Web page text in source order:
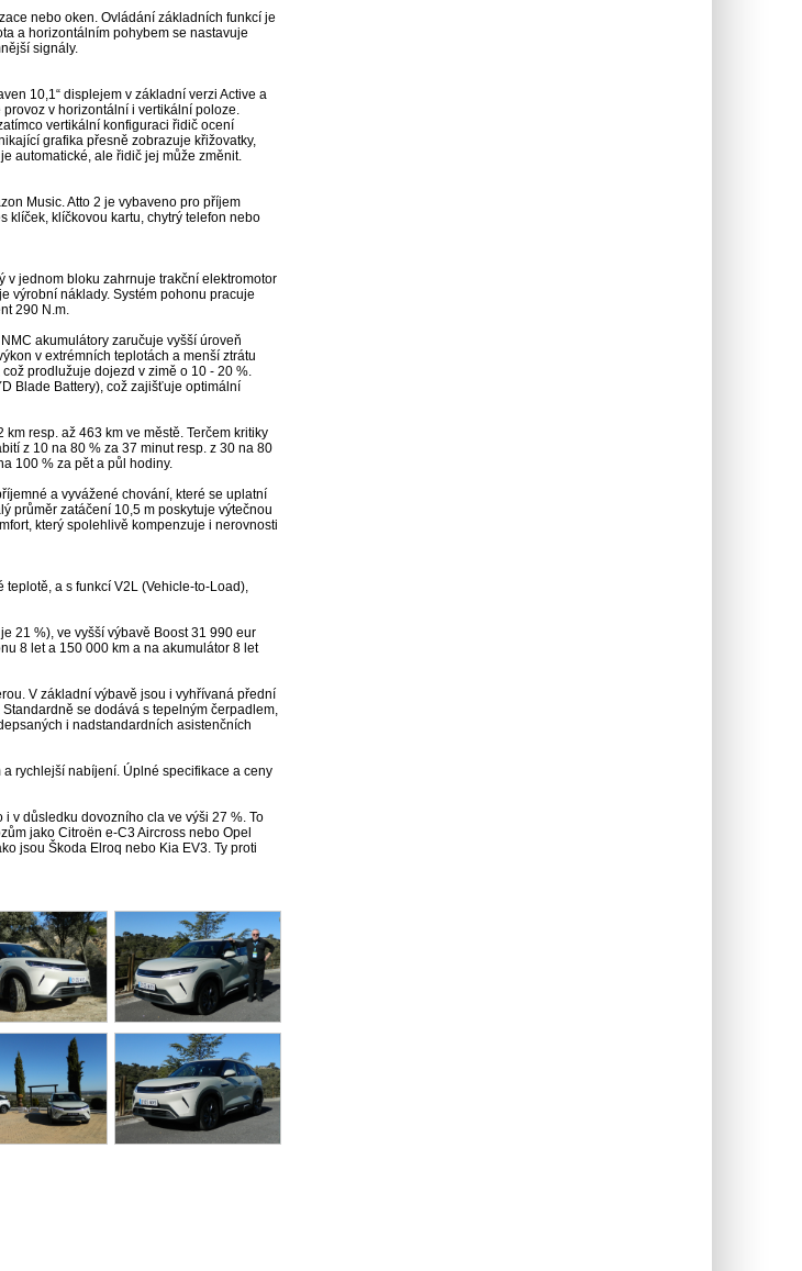
nebo oken. Ovládání základních funkcí je
a horizontálním pohybem se nastavuje
signály.
10,1“ displejem v základní verzi Active a
v horizontální i vertikální poloze.
vertikální konfiguraci řidič ocení
grafika přesně zobrazuje křižovatky,
automatické, ale řidič jej může změnit.
Music. Atto 2 je vybaveno pro příjem
klíček, klíčkovou kartu, chytrý telefon nebo
v jednom bloku zahrnuje trakční elektromotor
výrobní náklady. Systém pohonu pracuje
290 N.m.
akumulátory zaručuje vyšší úroveň
v extrémních teplotách a menší ztrátu
prodlužuje dojezd v zimě o 10 - 20 %.
Blade Battery), což zajišťuje optimální
resp. až 463 km ve městě. Terčem kritiky
z 10 na 80 % za 37 minut resp. z 30 na 80
100 % za pět a půl hodiny.
a vyvážené chování, které se uplatní
průměr zatáčení 10,5 m poskytuje výtečnou
který spolehlivě kompenzuje i nerovnosti
a s funkcí V2L (Vehicle-to-Load),
21 %), ve vyšší výbavě Boost 31 990 eur
8 let a 150 000 km a na akumulátor 8 let
V základní výbavě jsou i vyhřívaná přední
se dodává s tepelným čerpadlem,
i nadstandardních asistenčních
rychlejší nabíjení. Úplné specifikace a ceny
v důsledku dovozního cla ve výši 27 %. To
jako Citroën e-C3 Aircross nebo Opel
jsou Škoda Elroq nebo Kia EV3. Ty proti